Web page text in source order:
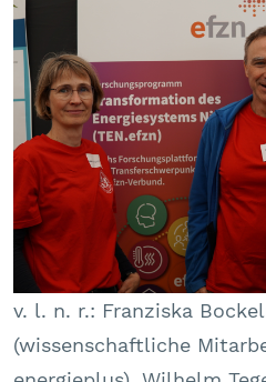
v. l. n. r.: Franziska
(wissenschaftliche